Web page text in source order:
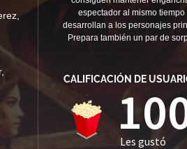
,
espectador al mismo tiempo
desarrollan a los personajes
Prepara también un par de
CALIFICACIÓN DE
Les gustó